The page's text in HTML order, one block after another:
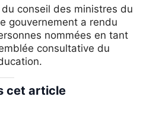
conseil des ministres du
gouvernement a rendu
nommées en tant
consultative du
cet article